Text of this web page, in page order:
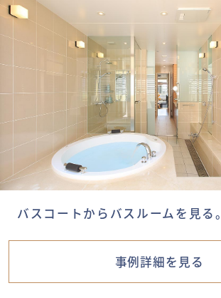
バスコートからバスルームを見る。
事例詳細を見る